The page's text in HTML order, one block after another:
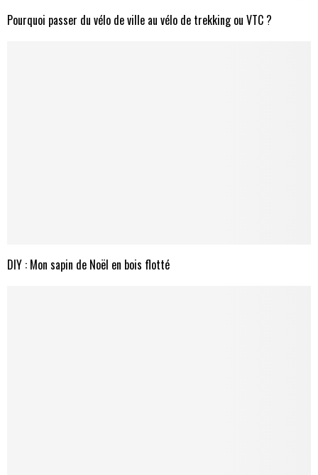
Pourquoi passer du vélo de ville au vélo de trekking ou VTC ?
DIY : Mon sapin de Noël en bois flotté